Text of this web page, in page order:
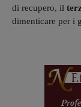
di recupero, il
dimenticare per i